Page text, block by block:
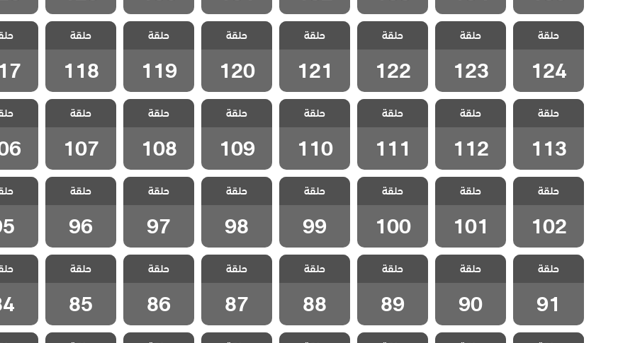
مسلسل اتصل
بوكيلي مدبلج
الحلقة 124
حلقة
124
مسلسل اتصل
بوكيلي مدبلج
الحلقة 123
حلقة
123
مسلسل اتصل
بوكيلي مدبلج
الحلقة 122
حلقة
122
مسلسل اتصل
بوكيلي مدبلج
الحلقة 121
حلقة
121
مسلسل اتصل
بوكيلي مدبلج
الحلقة 120
حلقة
120
مسلسل اتصل
بوكيلي مدبلج
الحلقة 119
حلقة
119
مسلسل اتصل
بوكيلي مدبلج
الحلقة 118
حلقة
118
الحلقة
مسلسل اتصل
بوكيلي مدبلج
الحلقة 113
حلقة
113
مسلسل اتصل
بوكيلي مدبلج
الحلقة 112
حلقة
112
مسلسل اتصل
بوكيلي مدبلج
الحلقة 111
حلقة
111
مسلسل اتصل
بوكيلي مدبلج
الحلقة 110
حلقة
110
مسلسل اتصل
بوكيلي مدبلج
الحلقة 109
حلقة
109
مسلسل اتصل
بوكيلي مدبلج
الحلقة 108
حلقة
108
مسلسل اتصل
بوكيلي مدبلج
الحلقة 107
حلقة
107
الحلقة
مسلسل اتصل
بوكيلي مدبلج
الحلقة 102
حلقة
102
مسلسل اتصل
بوكيلي مدبلج
الحلقة 101
حلقة
101
مسلسل اتصل
بوكيلي مدبلج
الحلقة 100
حلقة
100
مسلسل اتصل
بوكيلي مدبلج
الحلقة 99
حلقة
99
مسلسل اتصل
بوكيلي مدبلج
الحلقة 98
حلقة
98
مسلسل اتصل
بوكيلي مدبلج
الحلقة 97
حلقة
97
مسلسل اتصل
بوكيلي مدبلج
الحلقة 96
حلقة
96
مسلسل اتصل
بوكيلي مدبلج
الحلقة 91
حلقة
91
مسلسل اتصل
بوكيلي مدبلج
الحلقة 90
حلقة
90
مسلسل اتصل
بوكيلي مدبلج
الحلقة 89
حلقة
89
مسلسل اتصل
بوكيلي مدبلج
الحلقة 88
حلقة
88
مسلسل اتصل
بوكيلي مدبلج
الحلقة 87
حلقة
87
مسلسل اتصل
بوكيلي مدبلج
الحلقة 86
حلقة
86
مسلسل اتصل
بوكيلي مدبلج
الحلقة 85
حلقة
85
مسلسل اتصل
مسلسل اتصل
مسلسل اتصل
مسلسل اتصل
مسلسل اتصل
مسلسل اتصل
مسلسل اتصل